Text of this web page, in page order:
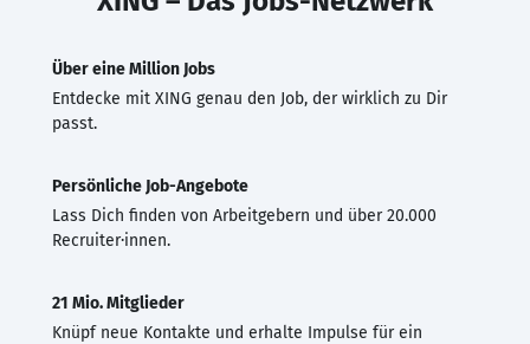
Über eine Million Jobs
Entdecke mit XING genau den Job, der wirklich zu Dir
passt.
Persönliche Job-Angebote
Lass Dich finden von Arbeitgebern und über 20.000
Recruiter·innen.
21 Mio. Mitglieder
Knüpf neue Kontakte und erhalte Impulse für ein